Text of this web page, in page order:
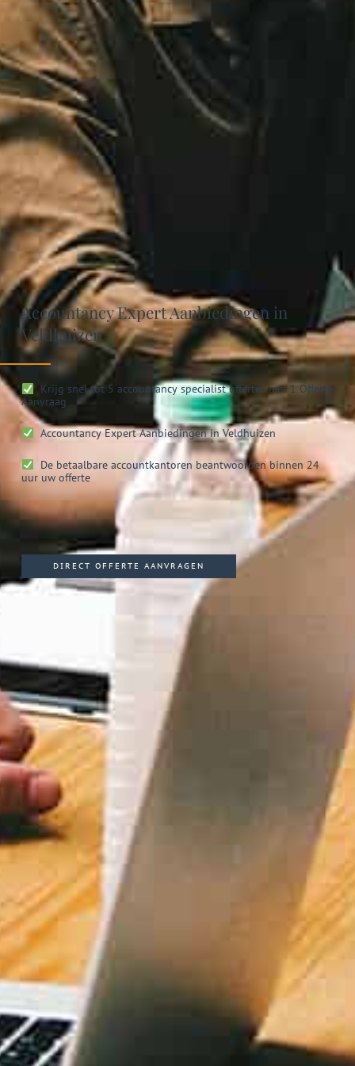
Accountancy Expert Aanbiedingen in
Veldhuizen
Krijg snel tot 5 accountancy specialist offertes met 1 Offerte
Aanvraag
Accountancy ExpertAanbiedingen in Veldhuizen
De betaalbare accountkantoren beantwoorden binnen 24
uur uw offerte
DIRECT OFFERTE AANVRAGEN